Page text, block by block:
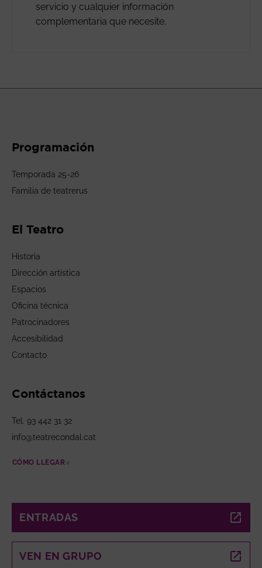
servicio y cualquier información
complementaria que necesite.
Programación
Temporada 25-26
Familia de teatrerus
El Teatro
Historia
Dirección artística
Espacios
Oficina técnica
Patrocinadores
Accesibilidad
Contacto
Contáctanos
Tel. 93 442 31 32
info@teatrecondal.cat
CÓMO LLEGAR
ENTRADAS
VEN EN GRUPO